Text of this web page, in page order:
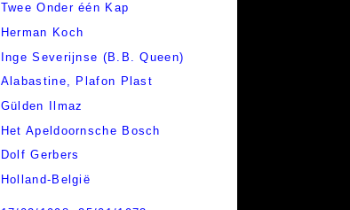
Twee Onder één Kap
Herman Koch
Inge Severijnse (B.B. Queen)
Alabastine, Plafon Plast
Gülden Ilmaz
Het Apeldoornsche Bosch
Dolf Gerbers
Holland-België